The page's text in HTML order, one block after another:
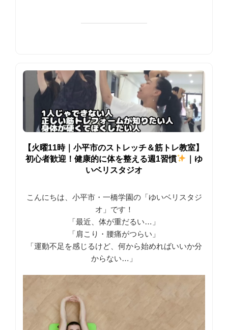
【火曜11時｜小平市のストレッチ＆筋トレ教室】
初心者歓迎！健康的に体を整える週1習慣
｜ゆ
いベリスタジオ
こんにちは、小平市・一橋学園の「ゆいベリスタジ
オ」です！
「最近、体が重だるい…」
「肩こり・腰痛がつらい」
「運動不足を感じるけど、何から始めればいいか分
からない…」